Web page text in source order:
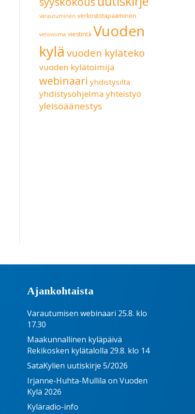
varautuminen verkostotapaaminen
vetovoima viestintä Vuoden
kylä vuoden kyläteko
vuoden kylätoimija
webinaari yhdistysilta
yhdistysohjelma yhteistyö
yleisöäänestys
Ajankohtaista
Varautumisen webinaari 25.8. klo
17.30
Maakunnallinen kyläpäivä
Rekikosken kylätalolla 29.8. klo 14
SataKylien uutiskirje 5/2026
Irjanne-Huhta-Mullila on Vuoden
Kylä 2026
Kyläradio-info